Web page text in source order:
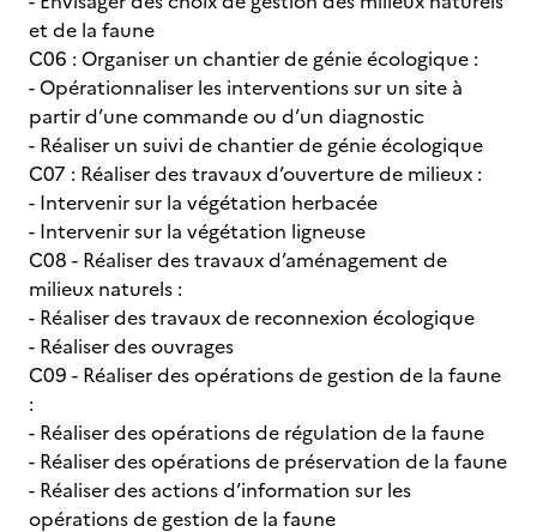
et de la faune
C06 : Organiser un chantier de génie écologique :
- Opérationnaliser les interventions sur un site à
partir d’une commande ou d’un diagnostic
- Réaliser un suivi de chantier de génie écologique
C07 : Réaliser des travaux d’ouverture de milieux :
- Intervenir sur la végétation herbacée
- Intervenir sur la végétation ligneuse
C08 - Réaliser des travaux d’aménagement de
milieux naturels :
- Réaliser des travaux de reconnexion écologique
- Réaliser des ouvrages
C09 - Réaliser des opérations de gestion de la faune
:
- Réaliser des opérations de régulation de la faune
- Réaliser des opérations de préservation de la faune
- Réaliser des actions d’information sur les
opérations de gestion de la faune